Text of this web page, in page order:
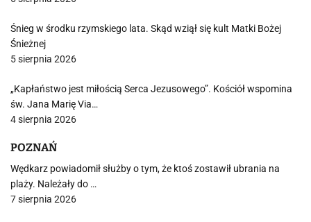
Śnieg w środku rzymskiego lata. Skąd wziął się kult Matki Bożej
Śnieżnej
5 sierpnia 2026
„Kapłaństwo jest miłością Serca Jezusowego”. Kościół wspomina
św. Jana Marię Via…
4 sierpnia 2026
POZNAŃ
Wędkarz powiadomił służby o tym, że ktoś zostawił ubrania na
plaży. Należały do …
7 sierpnia 2026